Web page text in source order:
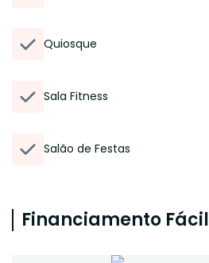
Quiosque
Sala Fitness
Salão de Festas
Financiamento Fácil